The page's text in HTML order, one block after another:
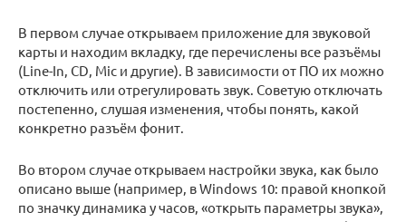
В первом случае открываем приложение для звуковой
карты и находим вкладку, где перечислены все разъёмы
(Line-In, CD, Mic и другие). В зависимости от ПО их можно
отключить или отрегулировать звук. Советую отключать
постепенно, слушая изменения, чтобы понять, какой
конкретно разъём фонит.
Во втором случае открываем настройки звука, как было
описано выше (например, в Windows 10: правой кнопкой
по значку динамика у часов, «открыть параметры звука»,